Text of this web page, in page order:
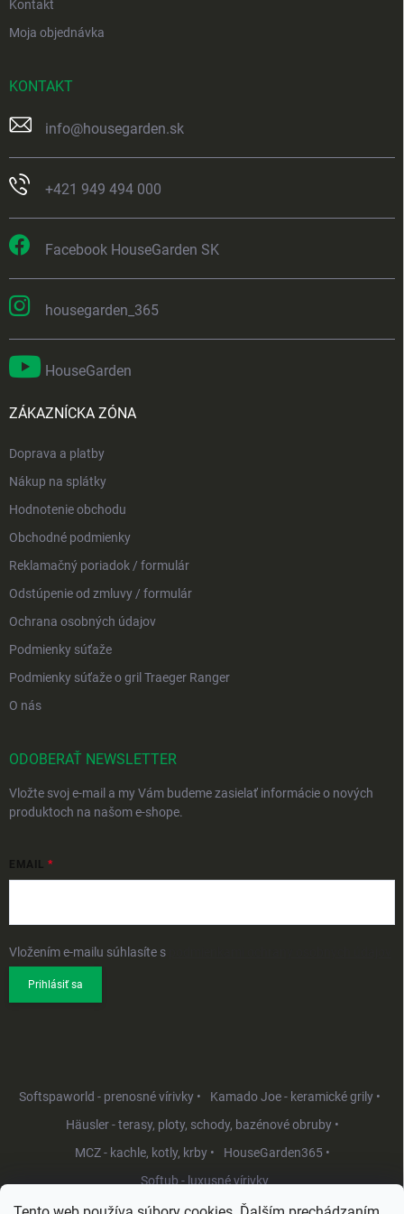
Kontakt
Moja objednávka
KONTAKT
info@housegarden.sk
+421 949 494 000
Facebook HouseGarden SK
housegarden_365
HouseGarden
ZÁKAZNÍCKA ZÓNA
Doprava a platby
Nákup na splátky
Hodnotenie obchodu
Obchodné podmienky
Reklamačný poriadok / formulár
Odstúpenie od zmluvy / formulár
Ochrana osobných údajov
Podmienky súťaže
Podmienky súťaže o gril Traeger Ranger
O nás
ODOBERAŤ NEWSLETTER
Vložte svoj e-mail a my Vám budeme zasielať informácie o nových
produktoch na našom e-shope.
EMAIL
Vložením e-mailu súhlasíte s
Prihlásiť sa
Softspaworld - prenosné vírivky •
Kamado Joe - keramické grily •
Häusler - terasy, ploty, schody, bazénové obruby •
MCZ - kachle, kotly, krby •
HouseGarden365 •
Softub - luxusné vírivky